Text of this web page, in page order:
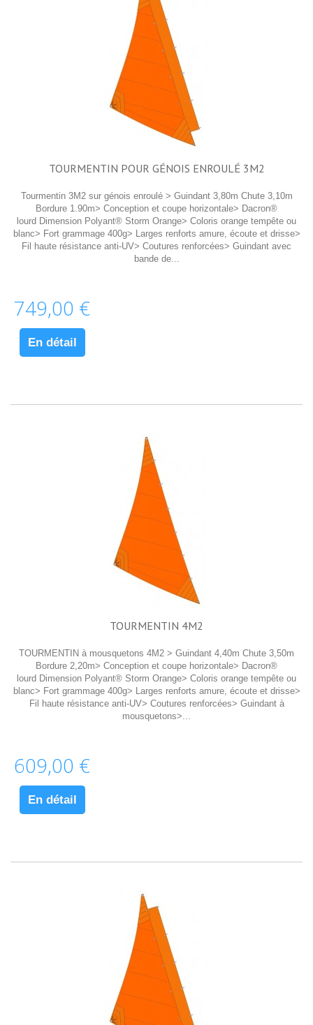
TOURMENTIN POUR GÉNOIS ENROULÉ 3M2
Tourmentin 3M2 sur génois enroulé > Guindant 3,80m Chute 3,10m
Bordure 1.90m> Conception et coupe horizontale> Dacron®
lourd Dimension Polyant® Storm Orange> Coloris orange tempête ou
blanc> Fort grammage 400g> Larges renforts amure, écoute et drisse>
Fil haute résistance anti-UV> Coutures renforcées> Guindant avec
bande de...
749,00 €
En détail
TOURMENTIN 4M2
TOURMENTIN à mousquetons 4M2 > Guindant 4,40m Chute 3,50m
Bordure 2,20m> Conception et coupe horizontale> Dacron®
lourd Dimension Polyant® Storm Orange> Coloris orange tempête ou
blanc> Fort grammage 400g> Larges renforts amure, écoute et drisse>
Fil haute résistance anti-UV> Coutures renforcées> Guindant à
mousquetons>...
609,00 €
En détail